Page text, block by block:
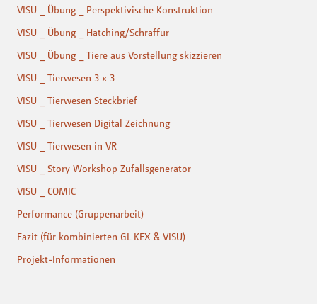
VISU _ Übung _ Perspektivische Konstruktion
VISU _ Übung _ Hatching/Schraffur
VISU _ Übung _ Tiere aus Vorstellung skizzieren
VISU _ Tierwesen 3 x 3
VISU _ Tierwesen Steckbrief
VISU _ Tierwesen Digital Zeichnung
VISU _ Tierwesen in VR
VISU _ Story Workshop Zufallsgenerator
VISU _ COMIC
Performance (Gruppenarbeit)
Fazit (für kombinierten GL KEX & VISU)
Projekt-Informationen